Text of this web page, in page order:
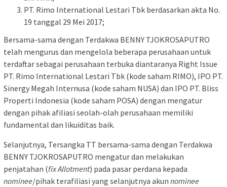
PT. Rimo International Lestari Tbk berdasarkan akta No.
19 tanggal 29 Mei 2017;
Bersama-sama dengan Terdakwa BENNY TJOKROSAPUTRO
telah mengurus dan mengelola beberapa perusahaan untuk
terdaftar sebagai perusahaan terbuka diantaranya Right Issue
PT. Rimo International Lestari Tbk (kode saham RIMO), IPO PT.
Sinergy Megah Internusa (kode saham NUSA) dan IPO PT. Bliss
Properti Indonesia (kode saham POSA) dengan mengatur
dengan pihak afiliasi seolah-olah perusahaan memiliki
fundamental dan likuiditas baik.
Selanjutnya, Tersangka TT bersama-sama dengan Terdakwa
BENNY TJOKROSAPUTRO mengatur dan melakukan
penjatahan (fix Allotment) pada pasar perdana kepada
nominee/pihak terafiliasi yang selanjutnya akun nominee